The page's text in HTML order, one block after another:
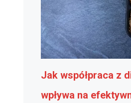
Jak współpraca z
wpływa na